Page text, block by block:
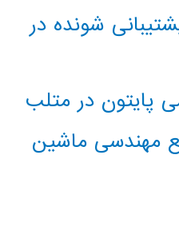
شونده در
پایتون در متلب
مهندسی ماشین